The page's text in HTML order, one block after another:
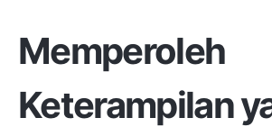
Memperoleh
Keterampilan